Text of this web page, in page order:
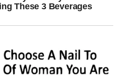
perioda ovog ljeta.